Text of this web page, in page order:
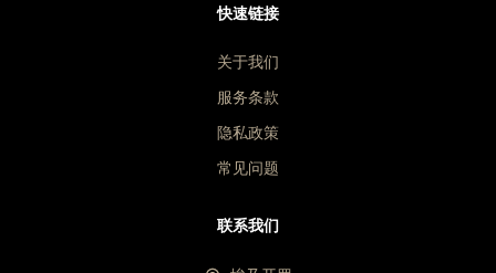
快速链接
关于我们
服务条款
隐私政策
常见问题
联系我们